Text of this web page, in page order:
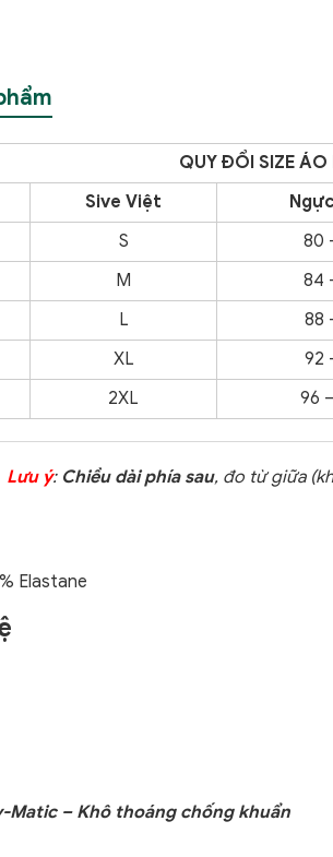
QUY ĐỔI SIZE ÁO
Sive Việt
S 80
M 84
L 88
XL 92
2XL 96
Lưu ý: Chiều dài phía sau, đo từ giữa
Elastane
Matic – Khô thoáng chống khuẩn